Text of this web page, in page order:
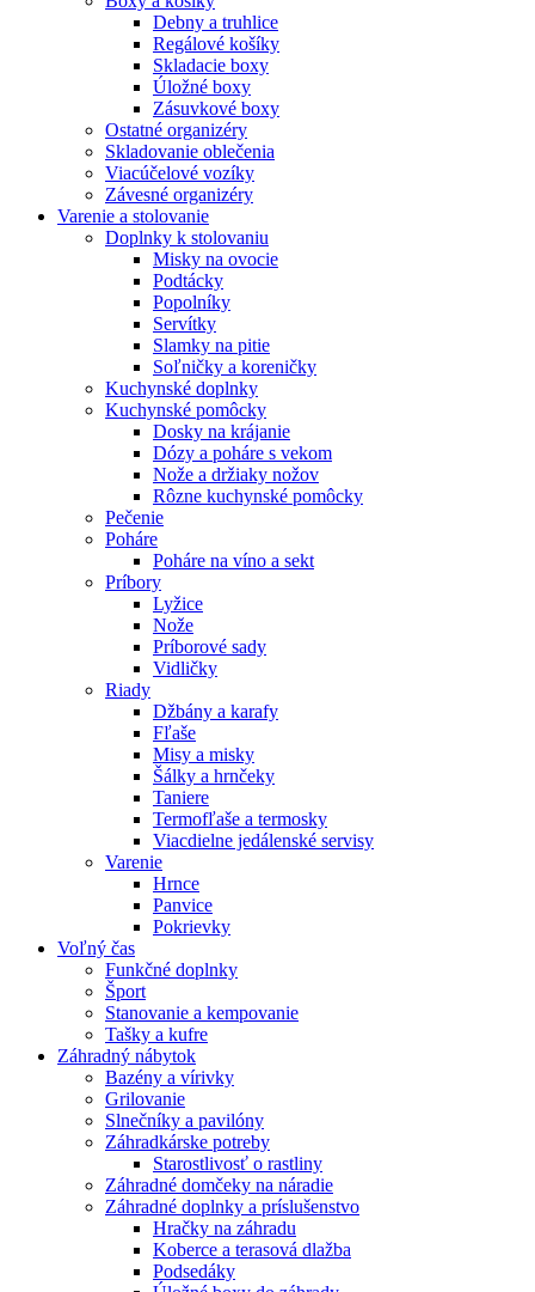
Debny a truhlice
Regálové košíky
Skladacie boxy
Úložné boxy
Zásuvkové boxy
Ostatné organizéry
Skladovanie oblečenia
Viacúčelové vozíky
Závesné organizéry
Varenie a stolovanie
Doplnky k stolovaniu
Misky na ovocie
Podtácky
Popolníky
Servítky
Slamky na pitie
Soľničky a koreničky
Kuchynské doplnky
Kuchynské pomôcky
Dosky na krájanie
Dózy a poháre s vekom
Nože a držiaky nožov
Rôzne kuchynské pomôcky
Pečenie
Poháre
Poháre na víno a sekt
Príbory
Lyžice
Nože
Príborové sady
Vidličky
Riady
Džbány a karafy
Fľaše
Misy a misky
Šálky a hrnčeky
Taniere
Termofľaše a termosky
Viacdielne jedálenské servisy
Varenie
Hrnce
Panvice
Pokrievky
Voľný čas
Funkčné doplnky
Šport
Stanovanie a kempovanie
Tašky a kufre
Záhradný nábytok
Bazény a vírivky
Grilovanie
Slnečníky a pavilóny
Záhradkárske potreby
Starostlivosť o rastliny
Záhradné domčeky na náradie
Záhradné doplnky a príslušenstvo
Hračky na záhradu
Koberce a terasová dlažba
Podsedáky